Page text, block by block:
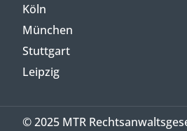
Köln
München
Stuttgart
Leipzig
© 2025 MTR